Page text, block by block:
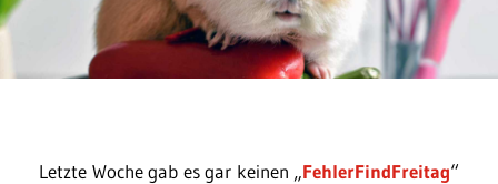
Letzte Woche gab es gar keinen „FehlerFindFreitag“